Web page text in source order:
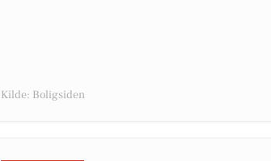
Kilde: Boligsiden